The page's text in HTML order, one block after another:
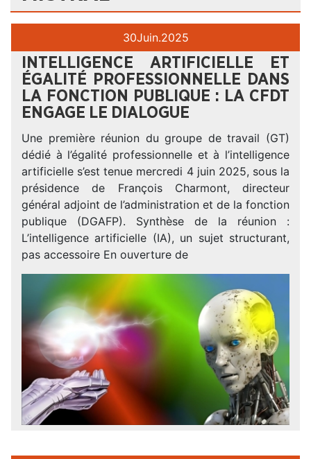
30Juin.2025
INTELLIGENCE ARTIFICIELLE ET
ÉGALITÉ PROFESSIONNELLE DANS
LA FONCTION PUBLIQUE : LA CFDT
ENGAGE LE DIALOGUE
Une première réunion du groupe de travail (GT)
dédié à l’égalité professionnelle et à l’intelligence
artificielle s’est tenue mercredi 4 juin 2025, sous la
présidence de François Charmont, directeur
général adjoint de l’administration et de la fonction
publique (DGAFP). Synthèse de la réunion :
L’intelligence artificielle (IA), un sujet structurant,
pas accessoire En ouverture de